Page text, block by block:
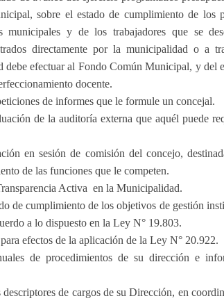
sobre el estado de cumplimiento de los
municipales y de los trabajadores que se
directamente por la municipalidad o a
debe efectuar al Fondo Común Municipal, y del
docente.
de informes que le formule un concejal.
de la auditoría externa que aquél puede
en sesión de comisión del concejo,
de las funciones que le competen.
Activa en la Municipalidad.
cumplimiento de los objetivos de gestión
a lo dispuesto en la Ley N° 19.803.
efectos de la aplicación de la Ley N° 20.922.
de procedimientos de su dirección e
de cargos de su Dirección, en